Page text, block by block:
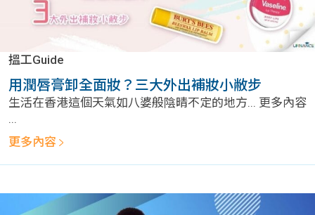
搵工Guide
用潤唇膏卸全面妝？三大外出補妝小敝步
生活在香港這個天氣如八婆般陰晴不定的地方... 更多內容
...
更多內容